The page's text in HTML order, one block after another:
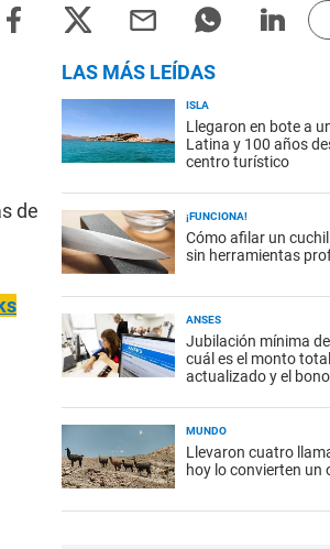
de
LAS MÁS LEÍDAS
ISLA
Llegaron en bote a
Latina y 100 años
centro turístico
¡FUNCIONA!
Cómo afilar un
sin herramientas
ANSES
Jubilación mínima
cuál es el monto
actualizado y el bono
MUNDO
Llevaron cuatro
hoy lo convierten un